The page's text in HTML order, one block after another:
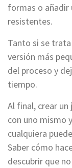
formas o añadir
resistentes.
Tanto si se
versión más
del proceso y
tiempo.
Al final, crear
con uno mismo
cualquiera
Saber cómo
descubrir que